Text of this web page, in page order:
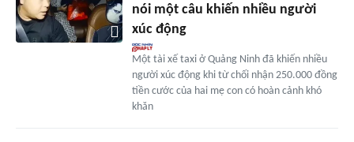
nói một câu khiến nhiều người
xúc động
Một tài xế taxi ở Quảng Ninh đã khiến nhiều
người xúc động khi từ chối nhận 250.000 đồng
tiền cước của hai mẹ con có hoàn cảnh khó
khăn